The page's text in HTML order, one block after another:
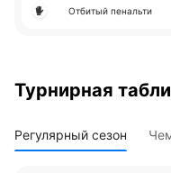
Отбитый пенальти
Турнирная
Регулярный сезон